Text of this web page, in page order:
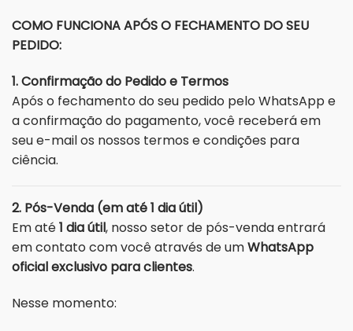
COMO FUNCIONA APÓS O FECHAMENTO DO SEU
PEDIDO:
1. Confirmação do Pedido e Termos
Após o fechamento do seu pedido pelo WhatsApp e
a confirmação do pagamento, você receberá em
seu e-mail os nossos termos e condições para
ciência.
2. Pós-Venda (em até 1 dia útil)
Em até1 dia útil, nosso setor de pós-venda entrará
em contato com você através de umWhatsApp
oficial exclusivo para clientes.
Nesse momento: